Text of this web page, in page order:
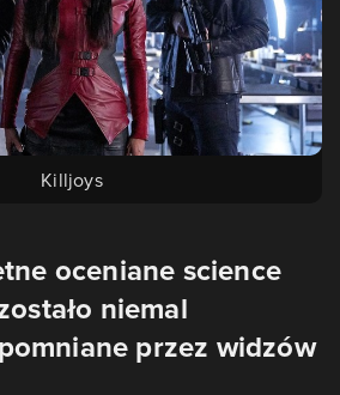
Killjoys
oceniane science
niemal
przez widzów